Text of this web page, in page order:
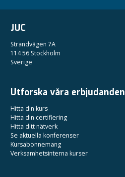
JUC
Strandvägen 7A
114 56 Stockholm
Sverige
Utforska våra erbjudanden
Hitta din kurs
Hitta din certifiering
Hitta ditt nätverk
Se aktuella konferenser
Kursabonnemang
Verksamhetsinterna kurser